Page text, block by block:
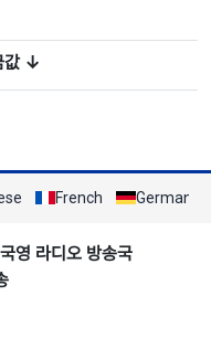
값 ↓
French German
영 라디오 방송국